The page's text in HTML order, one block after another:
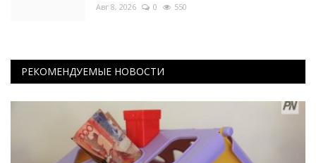
Авг 8, 2026 0 550
РЕКОМЕНДУЕМЫЕ НОВОСТИ